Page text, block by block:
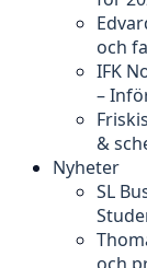
och
IFK
–
&
Nyheter
SL